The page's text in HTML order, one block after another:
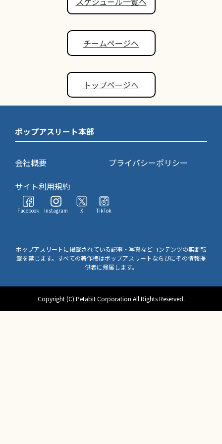
チームページへ
トップページへ
ポップアスリート本部
会社概要
プライバシーポリシー
サイト利用規約
Facebook Instagram X TikTok
ポップアスリートに掲載されている記事・写真などコンテンツの無断転
載を禁じます。すべての著作権はポップアスリートならびにその情報提
供者に帰属します。
Copyright (C) Petabit Corporation All Rights Reserved.